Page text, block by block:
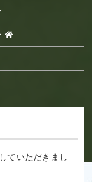
ていただきまし